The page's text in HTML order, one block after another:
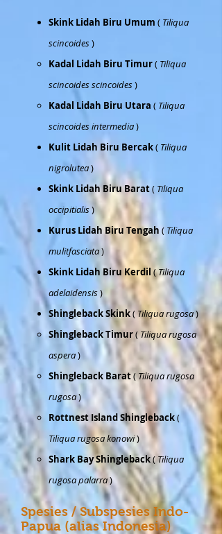
Skink Lidah Biru Umum ( Tiliqua
scincoides)
Kadal Lidah Biru Timur( Tiliqua
scincoides scincoides)
Kadal Lidah Biru Utara ( Tiliqua
scincoides intermedia)
Kulit Lidah Biru Bercak( Tiliqua
nigrolutea)
Skink Lidah Biru Barat( Tiliqua
occipitialis)
Kurus Lidah Biru Tengah ( Tiliqua
mulitfasciata)
Skink Lidah Biru Kerdil (Tiliqua
adelaidensis)
Shingleback Skink(Tiliqua rugosa)
Shingleback Timur(Tiliqua rugosa
aspera)
Shingleback Barat(Tiliqua rugosa
rugosa)
Rottnest Island Shingleback(
Tiliqua rugosa konowi)
Shark Bay Shingleback( Tiliqua
rugosa palarra)
Spesies / Subspesies Indo-
Papua (alias Indonesia)